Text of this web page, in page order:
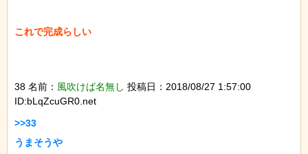
これで完成らしい
38 名前： 風吹けば名無し 投稿日：2018/08/27 1:57:00
ID:bLqZcuGR0.net
>>33
うまそうや